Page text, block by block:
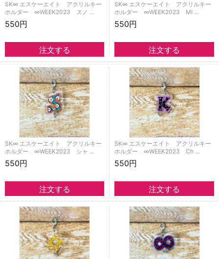
SK∞ エスケーエイト アクリルキー
ホルダー ∞WEEK2023 スノ …
550円
SK∞ エスケーエイト アクリルキー
ホルダー ∞WEEK2023 MI …
550円
SK∞ エスケーエイト アクリルキー
ホルダー ∞WEEK2023 シャ …
550円
SK∞ エスケーエイト アクリルキー
ホルダー ∞WEEK2023 Ch …
550円